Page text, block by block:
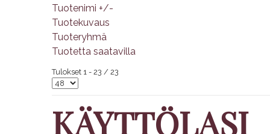
Tuotenimi +/-
Tuotekuvaus
Tuoteryhmä
Tuotetta saatavilla
Tulokset 1 - 23 / 23
KÄYTTÖLASI